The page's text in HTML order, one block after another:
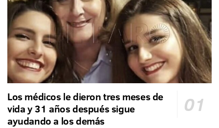
Los médicos le dieron tres meses de
vida y 31 años después sigue
ayudando a los demás